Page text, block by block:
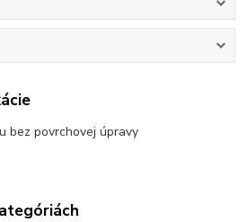
bez povrchovej úpravy